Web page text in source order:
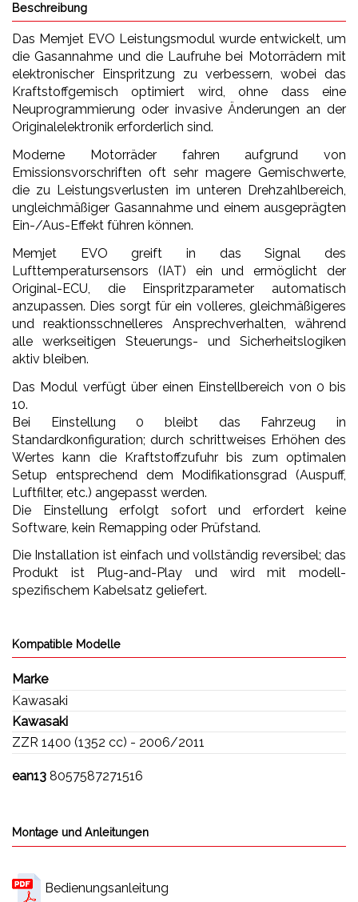
Beschreibung
Das Memjet EVO Leistungsmodul wurde entwickelt, um
die Gasannahme und die Laufruhe bei Motorrädern mit
elektronischer Einspritzung zu verbessern, wobei das
Kraftstoffgemisch optimiert wird, ohne dass eine
Neuprogrammierung oder invasive Änderungen an der
Originalelektronik erforderlich sind.
Moderne Motorräder fahren aufgrund von
Emissionsvorschriften oft sehr magere Gemischwerte,
die zu Leistungsverlusten im unteren Drehzahlbereich,
ungleichmäßiger Gasannahme und einem ausgeprägten
Ein-/Aus-Effekt führen können.
Memjet EVO greift in das Signal des
Lufttemperatursensors (IAT) ein und ermöglicht der
Original-ECU, die Einspritzparameter automatisch
anzupassen. Dies sorgt für ein volleres, gleichmäßigeres
und reaktionsschnelleres Ansprechverhalten, während
alle werkseitigen Steuerungs- und Sicherheitslogiken
aktiv bleiben.
Das Modul verfügt über einen Einstellbereich von 0 bis
10.
Bei Einstellung 0 bleibt das Fahrzeug in
Standardkonfiguration; durch schrittweises Erhöhen des
Wertes kann die Kraftstoffzufuhr bis zum optimalen
Setup entsprechend dem Modifikationsgrad (Auspuff,
Luftfilter, etc.) angepasst werden.
Die Einstellung erfolgt sofort und erfordert keine
Software, kein Remapping oder Prüfstand.
Die Installation ist einfach und vollständig reversibel; das
Produkt ist Plug-and-Play und wird mit modell-
spezifischem Kabelsatz geliefert.
Kompatible Modelle
Marke
Kawasaki
Kawasaki
ZZR 1400 (1352 cc) - 2006/2011
ean13 8057587271516
Montage und Anleitungen
Bedienungsanleitung